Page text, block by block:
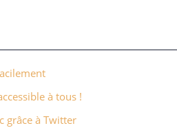
à tous !
grâce à Twitter